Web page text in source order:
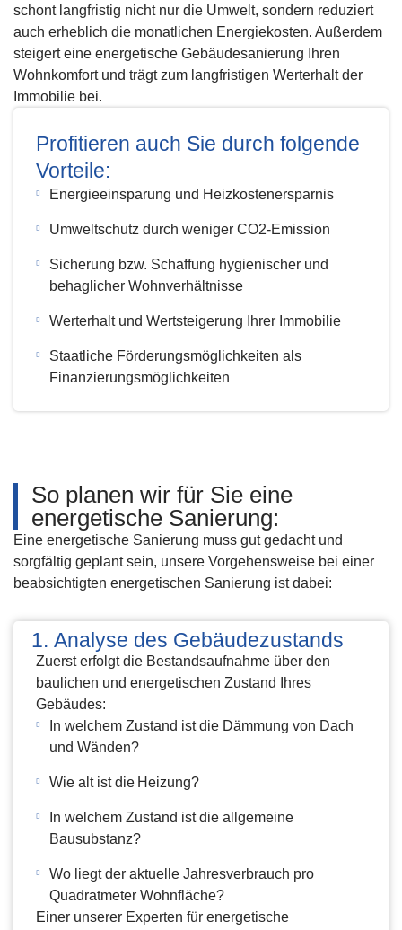
schont langfristig nicht nur die Umwelt, sondern reduziert
auch erheblich die monatlichen Energiekosten. Außerdem
steigert eine energetische Gebäudesanierung Ihren
Wohnkomfort und trägt zum langfristigen Werterhalt der
Immobilie bei.
Profitieren auch Sie durch folgende
Vorteile:
Energieeinsparung und Heizkostenersparnis
Umweltschutz durch weniger CO2-Emission
Sicherung bzw. Schaffung hygienischer und
behaglicher Wohnverhältnisse
Werterhalt und Wertsteigerung Ihrer Immobilie
Staatliche Förderungsmöglichkeiten als
Finanzierungsmöglichkeiten
So planen wir für Sie eine
energetische Sanierung:
Eine energetische Sanierung muss gut gedacht und
sorgfältig geplant sein, unsere Vorgehensweise bei einer
beabsichtigten energetischen Sanierung ist dabei:
Analyse des Gebäudezustands
Zuerst erfolgt die Bestandsaufnahme über den
baulichen und energetischen Zustand Ihres
Gebäudes:
In welchem Zustand ist die Dämmung von Dach
und Wänden?
Wie alt ist die Heizung?
In welchem Zustand ist die allgemeine
Bausubstanz?
Wo liegt der aktuelle Jahresverbrauch pro
Quadratmeter Wohnfläche?
Einer unserer Experten für energetische